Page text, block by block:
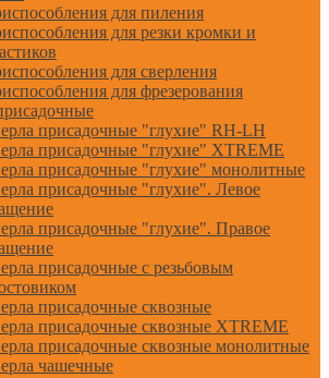
для пиления
для резки кромки и
для сверления
для фрезерования
присадочные "глухие" RH-LH
присадочные "глухие" XTREME
присадочные "глухие" монолитные
присадочные "глухие". Левое
присадочные "глухие". Правое
присадочные с резьбовым
присадочные сквозные
присадочные сквозные XTREME
присадочные сквозные монолитные
чашечные